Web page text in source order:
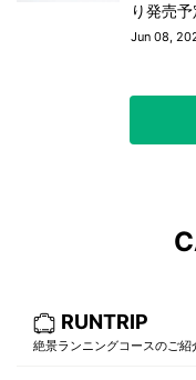
り発売予
Jun 08,
RUNTRIP
絶景ランニングコースのご紹